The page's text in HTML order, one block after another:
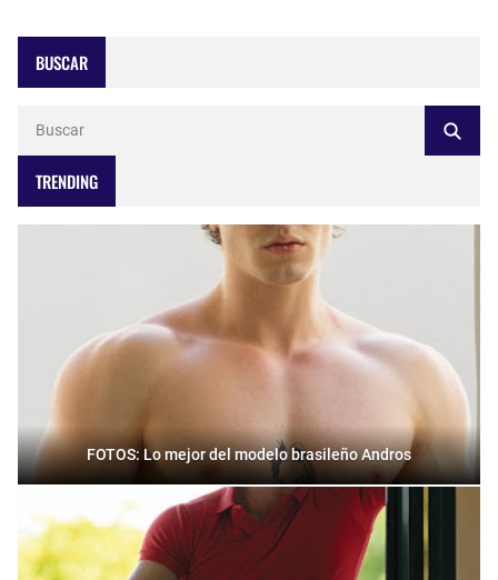
BUSCAR
TRENDING
FOTOS: Lo mejor del modelo brasileño Andros